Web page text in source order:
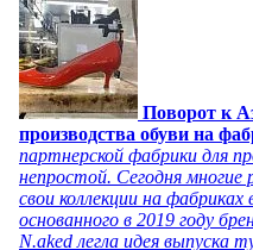
Поворот к
производства обуви на
партнерской фабрики для
непростой. Сегодня
свои коллекции на
основанного в 2019 году
N.aked легла идея выпуска